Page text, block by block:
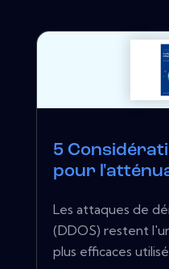
5
pour
Les attaques de
(DDOS) restent
plus efficaces